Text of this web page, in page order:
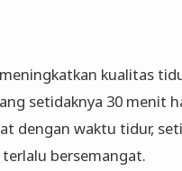
kualitas
setidaknya 30 menit
dengan waktu tidur,
terlalu bersemangat.